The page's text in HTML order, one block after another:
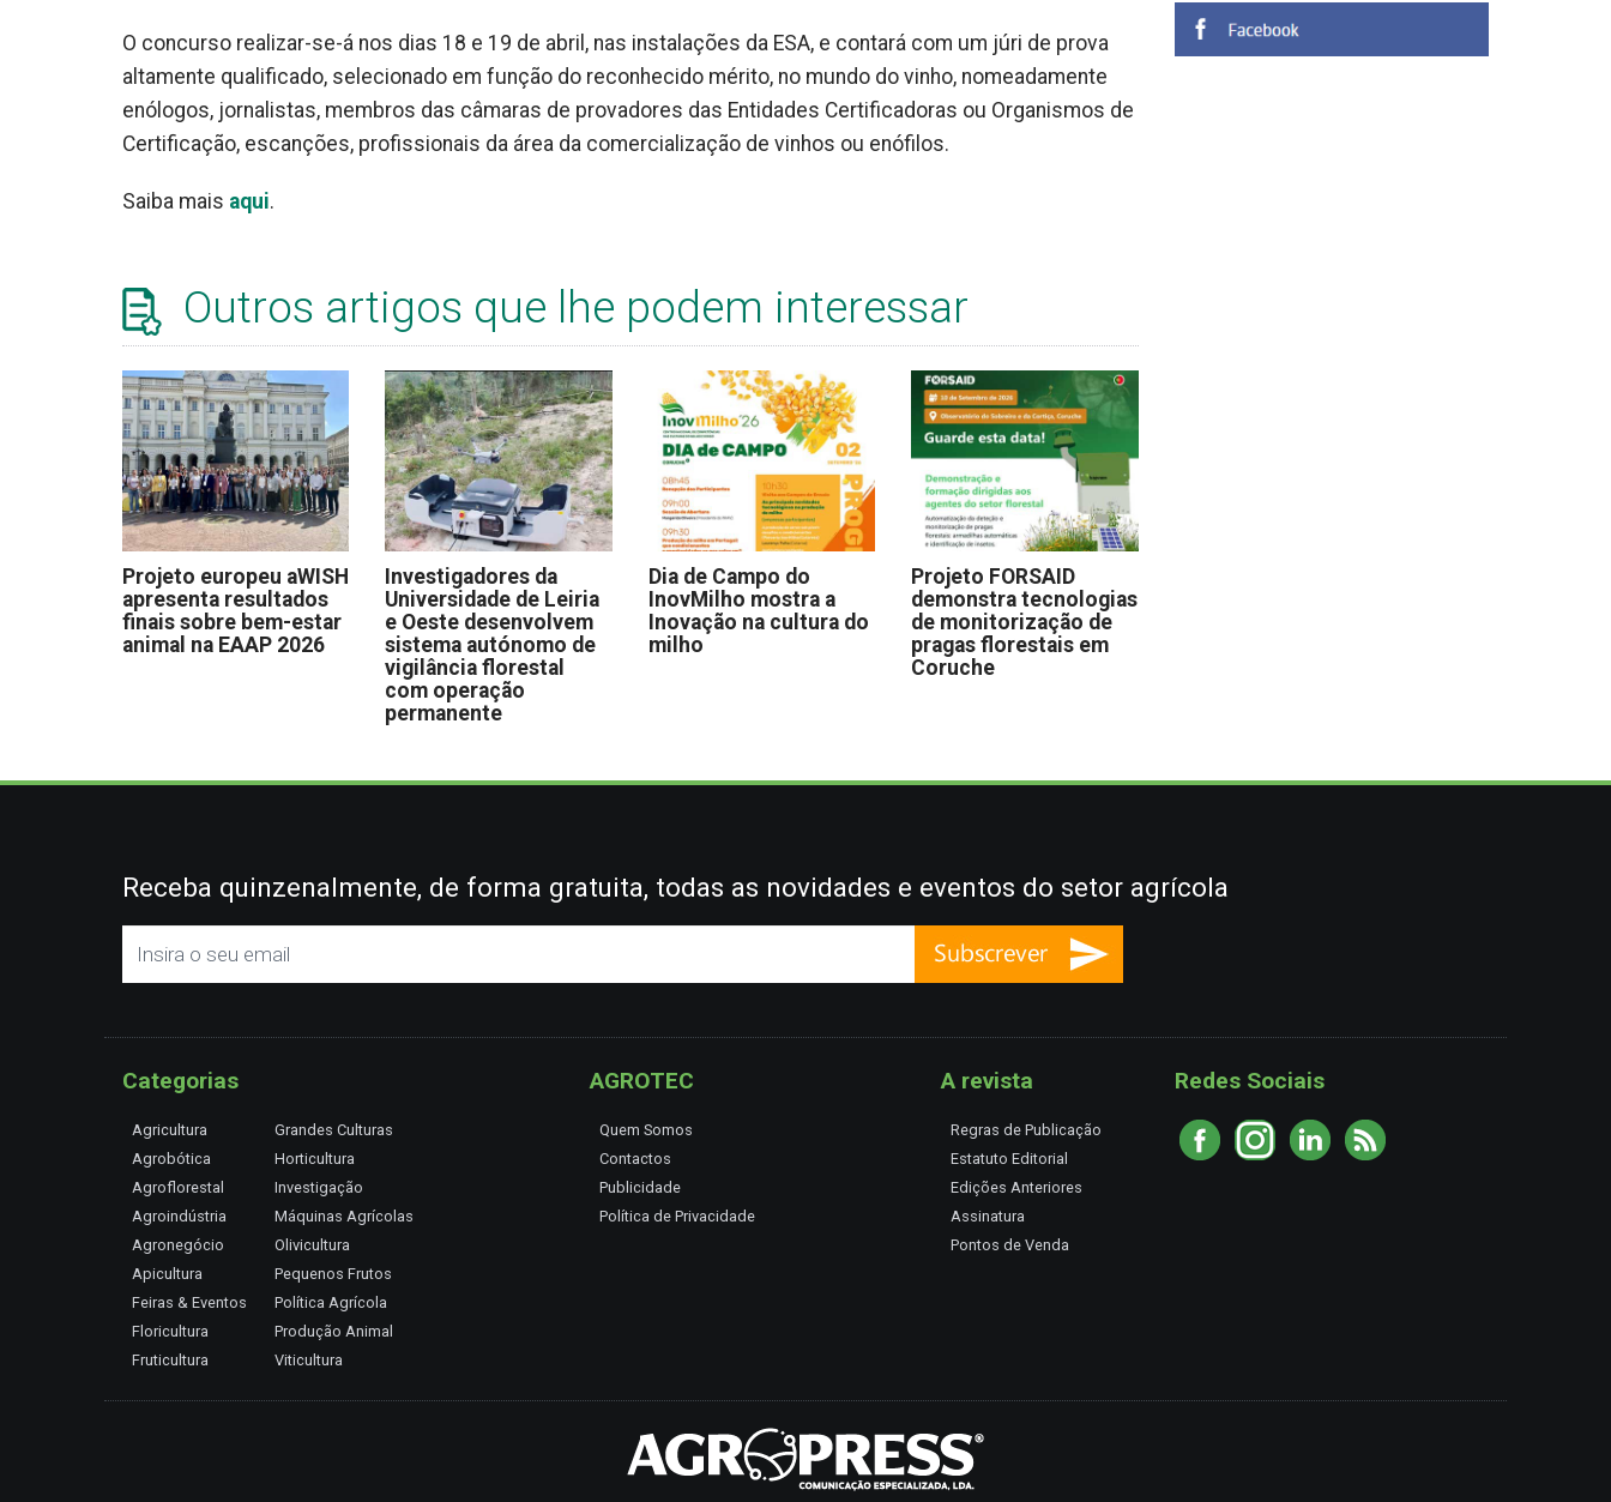
O concurso realizar-se-á nos dias 18 e 19 de abril, nas instalações da ESA, e contará com um júri de prova
altamente qualificado, selecionado em função do reconhecido mérito, no mundo do vinho, nomeadamente
enólogos, jornalistas, membros das câmaras de provadores das Entidades Certificadoras ou Organismos de
Certificação, escanções, profissionais da área da comercialização de vinhos ou enófilos.
Saiba mais aqui.
Outros artigos que lhe podem interessar
Projeto europeu aWISH
apresenta resultados
finais sobre bem-estar
animal na EAAP 2026
Investigadores da
Universidade de Leiria
e Oeste desenvolvem
sistema autónomo de
vigilância florestal
com operação
permanente
Dia de Campo do
InovMilho mostra a
Inovação na cultura do
milho
Projeto FORSAID
demonstra tecnologias
de monitorização de
pragas florestais em
Coruche
Receba quinzenalmente, de forma gratuita, todas as novidades e eventos do setor agrícola
Categorias
Agricultura
Agrobótica
Agroflorestal
Agroindústria
Agronegócio
Apicultura
Feiras & Eventos
Floricultura
Fruticultura
Grandes Culturas
Horticultura
Investigação
Máquinas Agrícolas
Olivicultura
Pequenos Frutos
Política Agrícola
Produção Animal
Viticultura
AGROTEC
Quem Somos
Contactos
Publicidade
Política de Privacidade
A revista
Regras de Publicação
Estatuto Editorial
Edições Anteriores
Assinatura
Pontos de Venda
Redes Sociais